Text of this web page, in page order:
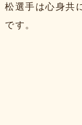
松選手は心身共
です。